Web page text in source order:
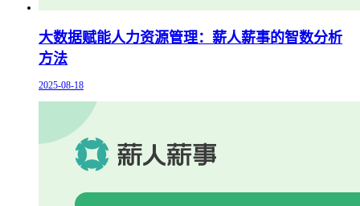
大数据赋能人力资源管理：薪人薪事的智数分析
方法
2025-08-18